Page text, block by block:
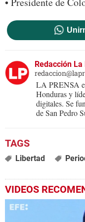
Redacción La
LA PRENSA
Honduras y
digitales. Se
de San Pedro
Libertad
VIDEOS